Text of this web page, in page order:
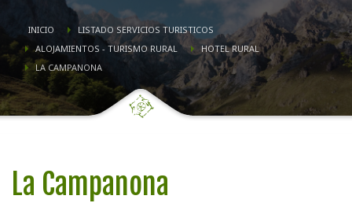
INICIO
LISTADO SERVICIOS TURISTICOS
ALOJAMIENTOS - TURISMO RURAL
HOTEL RURAL
LA CAMPANONA
La Campanona